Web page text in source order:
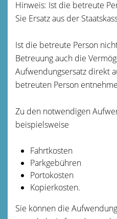
Hinweis: Ist die betreute
Sie Ersatz aus der
Ist die betreute Person
Betreuung auch die
Aufwendungsersatz direkt
betreuten Person
Zu den notwendigen
beispielsweise
Fahrtkosten
Parkgebühren
Portokosten
Kopierkosten.
Sie können die